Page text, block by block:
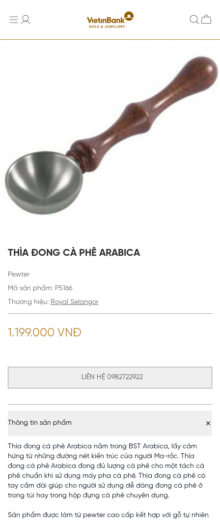
THÌA ĐONG CÀ PHÊ ARABICA
Pewter
Mã sản phẩm: P5166
Thương hiệu: Royal Selangor
1.199.000 VNĐ
LIÊN HỆ 0982722922
Thông tin sản phẩm
Thìa đong cà phê Arabica nằm trong BST Arabica, lấy cảm
hứng từ những đường nét kiến trúc của người Ma-rốc. Thìa
đong cà phê Arabica đong đủ lượng cà phê cho một tách cà
phê chuẩn khi sử dụng máy pha cà phê. Thìa đong cà phê có
tay cầm dài giúp cho người sử dụng dễ dàng đong cà phê ở
trong túi hay trong hộp đựng cà phê chuyên dụng.
Sản phẩm được làm từ pewter cao cấp kết hợp với gỗ tự nhiên